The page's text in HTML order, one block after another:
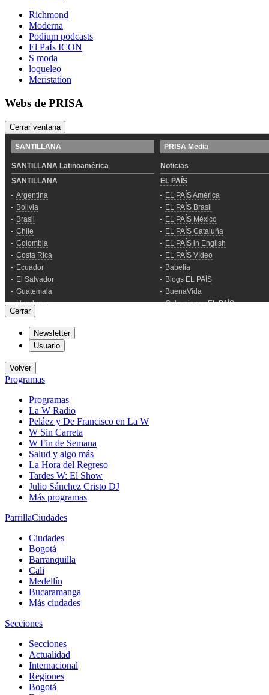
Richmond
Moderna
Podium podcasts
El PaÍs ICON
S moda
loqueleo
Meristation
Webs de PRISA
Cerrar ventana
Cerrar
Newsletter
Usuario
Volver
Programas
Programas
La W Radio
Peláez y De Francisco en La W
W Sin Carreta
W Fin de Semana
Salud y algo más
La Hora del Regreso
Tardes W: El Show
Julio Sánchez Cristo DJ
Más programas
ParrillaCiudades
Ciudades
Bogotá
Barranquilla
Cali
Medellín
Bucaramanga
Más ciudades
Secciones
Secciones
Actualidad
Internacional
Regiones
Bogotá